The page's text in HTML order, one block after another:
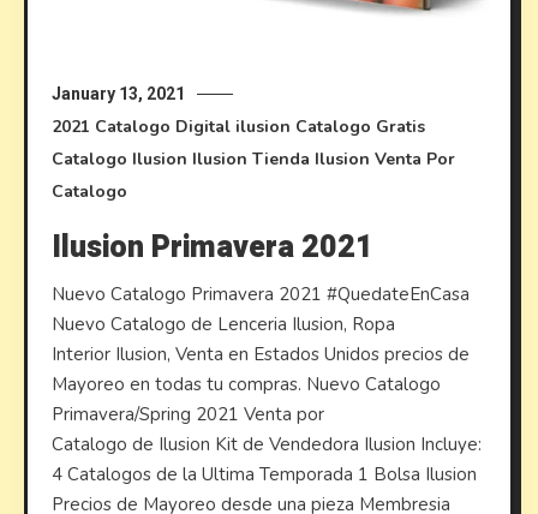
January 13, 2021
2021 Catalogo Digital ilusion Catalogo Gratis
Catalogo Ilusion Ilusion Tienda Ilusion Venta Por
Catalogo
Ilusion Primavera 2021
Nuevo Catalogo Primavera 2021 #QuedateEnCasa
Nuevo Catalogo de Lenceria Ilusion, Ropa
Interior Ilusion, Venta en Estados Unidos precios de
Mayoreo en todas tu compras. Nuevo Catalogo
Primavera/Spring 2021 Venta por
Catalogo de Ilusion Kit de Vendedora Ilusion Incluye:
4 Catalogos de la Ultima Temporada 1 Bolsa Ilusion
Precios de Mayoreo desde una pieza Membresia